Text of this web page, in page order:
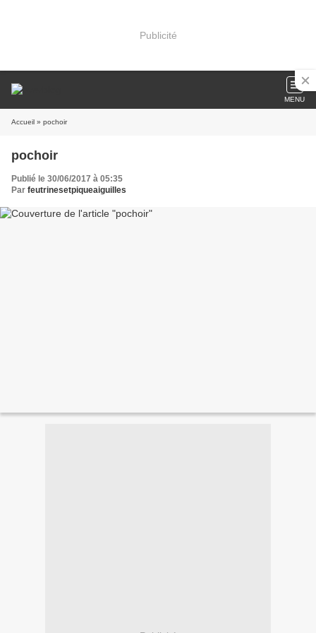
Publicité
MENU
Accueil » pochoir
pochoir
Publié le 30/06/2017 à 05:35
Par feutrinesetpiqueaiguilles